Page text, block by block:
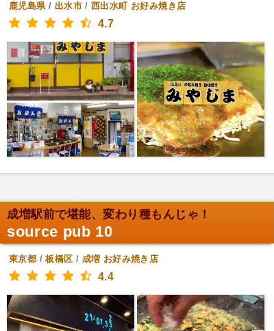
鹿児島県/ 出水市/西出水町 お好み焼き店
4.7
成増駅前で堪能、変わり種もんじゃ！
source pub 10
東京都 /板橋区 / 成増 お好み焼き店
4.4